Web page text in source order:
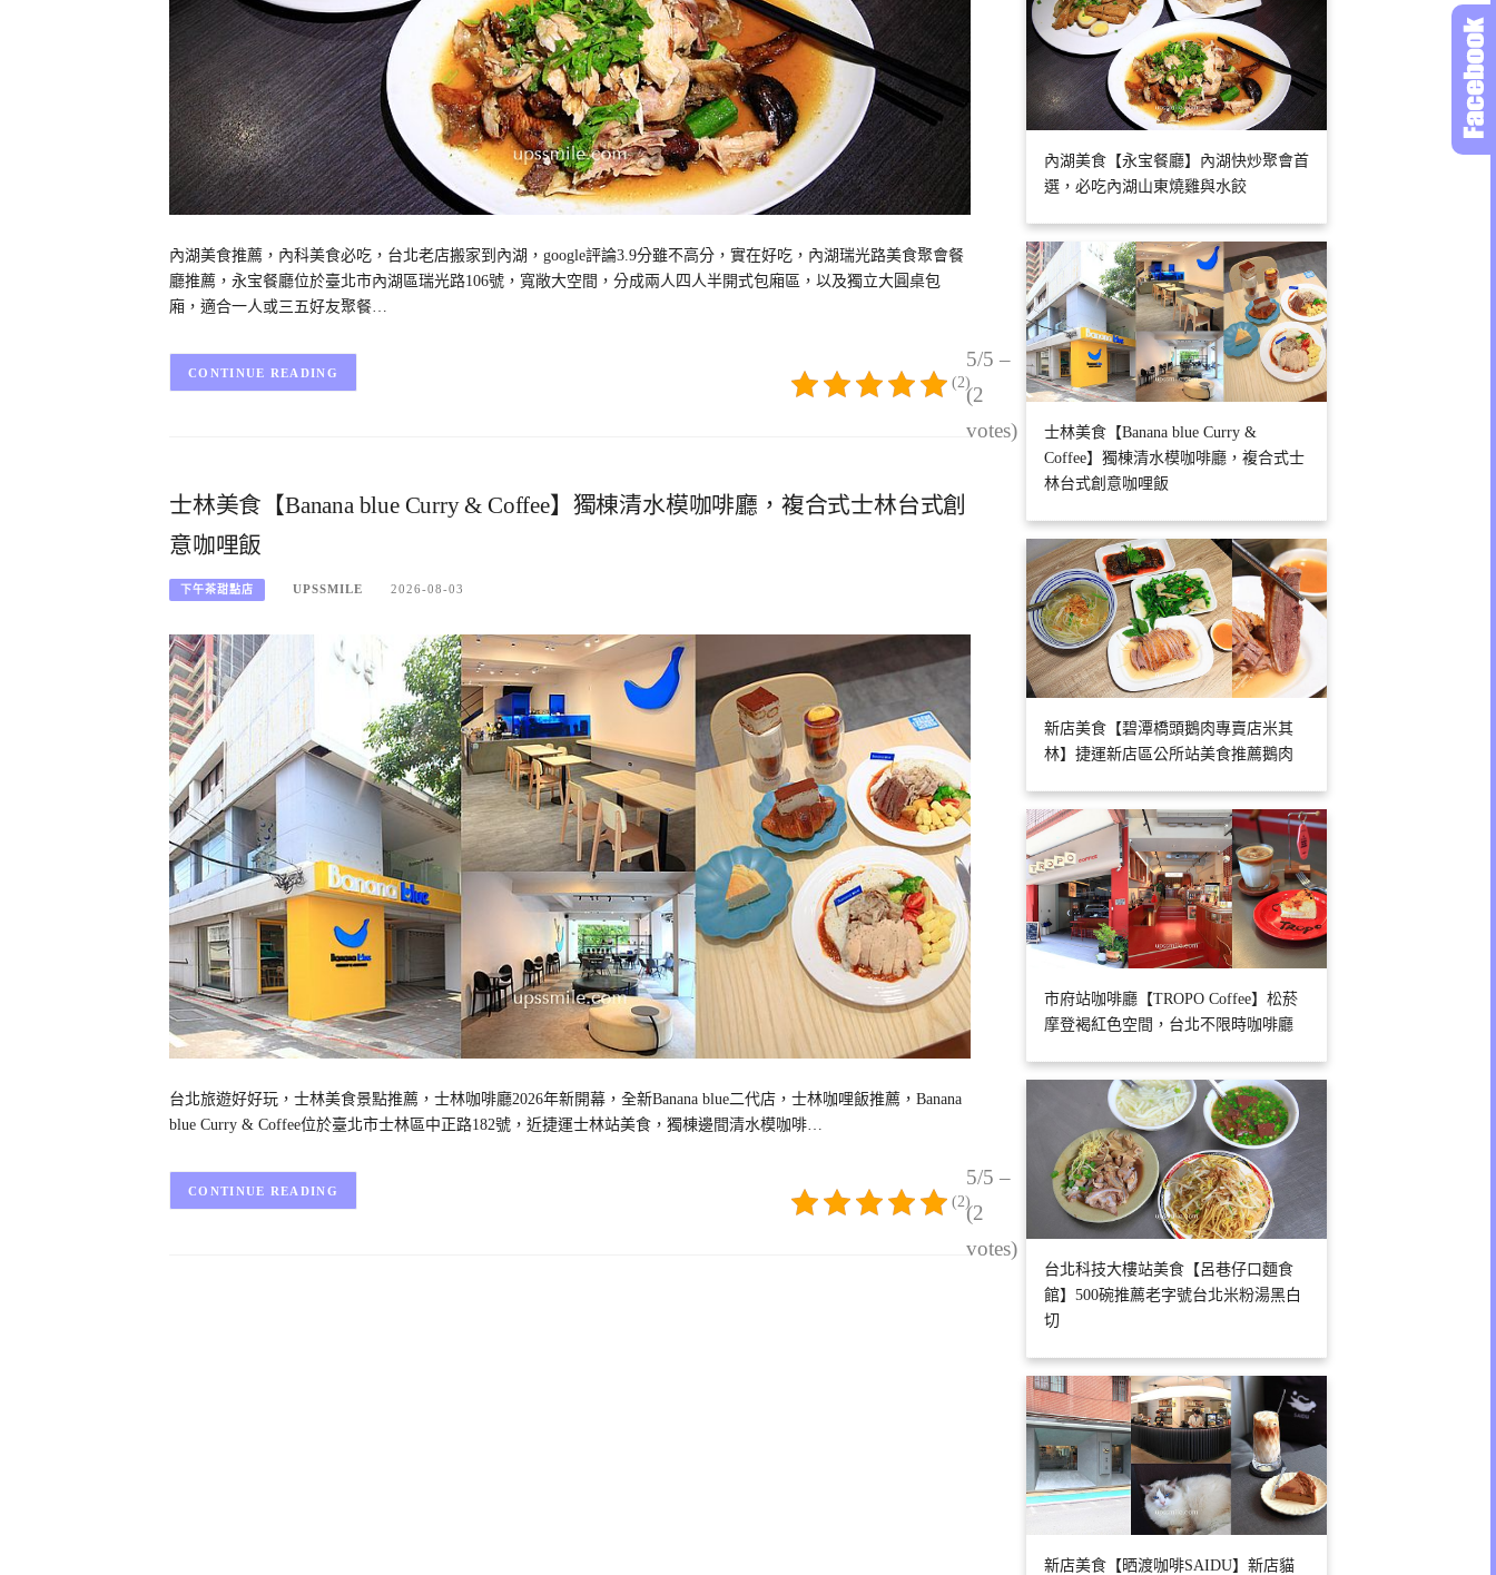
內湖美食推薦，內科美食必吃，台北老店搬家到內湖，google評論3.9分雖不高分，實在好吃，內湖瑞光路美食聚會餐
廳推薦，永宝餐廳位於臺北市內湖區瑞光路106號，寬敞大空間，分成兩人四人半開式包廂區，以及獨立大圓桌包
廂，適合一人或三五好友聚餐…
5/5 –
(2
votes)
(2)
CONTINUE READING
士林美食【Banana blue Curry & Coffee】獨棟清水模咖啡廳，複合式士林台式創
意咖哩飯
下午茶甜點店 UPSSMILE 2026-08-03
台北旅遊好好玩，士林美食景點推薦，士林咖啡廳2026年新開幕，全新Banana blue二代店，士林咖哩飯推薦，Banana
blue Curry & Coffee位於臺北市士林區中正路182號，近捷運士林站美食，獨棟邊間清水模咖啡…
5/5 –
(2
votes)
(2)
CONTINUE READING
內湖美食【永宝餐廳】內湖快炒聚會首
選，必吃內湖山東燒雞與水餃
士林美食【Banana blue Curry &
Coffee】獨棟清水模咖啡廳，複合式士
林台式創意咖哩飯
新店美食【碧潭橋頭鵝肉專賣店米其
林】捷運新店區公所站美食推薦鵝肉
市府站咖啡廳【TROPO Coffee】松菸
摩登褐紅色空間，台北不限時咖啡廳
台北科技大樓站美食【呂巷仔口麵食
館】500碗推薦老字號台北米粉湯黑白
切
新店美食【晒渡咖啡SAIDU】新店貓